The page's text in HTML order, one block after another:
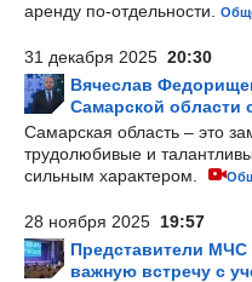
аренду по-отдельности.
31 декабря 2025 20:30
Вячеслав
Самарской
Самарская область – это
трудолюбивые и
сильным характером.
28 ноября 2025 19:57
Представители МЧС
важную встречу с